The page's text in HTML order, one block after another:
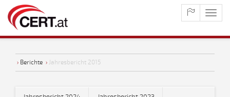
› Berichte › Jahresbericht 2015